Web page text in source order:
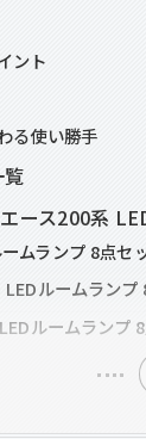
ント
る使い勝手
ース200系
ムランプ 8点
ルームラン
ルームランプ